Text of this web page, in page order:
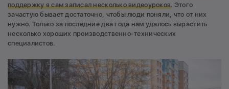
поддержку я сам записал несколько видеоуроков. Этого
зачастую бывает достаточно, чтобы люди поняли, что от них
нужно. Только за последние два года нам удалось вырастить
несколько хороших производственно-технических
специалистов.